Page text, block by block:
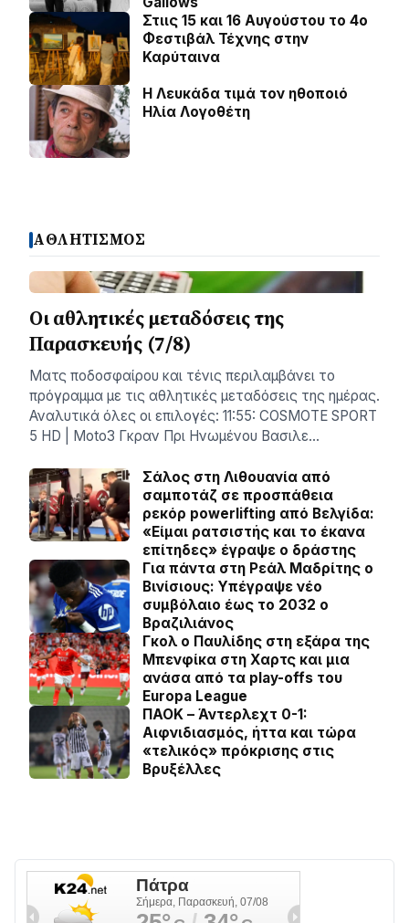
Στιις 15 και 16 Αυγούστου το 4ο
Φεστιβάλ Τέχνης στην
Καρύταινα
Η Λευκάδα τιμά τον ηθοποιό
Ηλία Λογοθέτη
ΑΘΛΗΤΙΣΜΟΣ
Οι αθλητικές μεταδόσεις της
Παρασκευής (7/8)
Ματς ποδοσφαίρου και τένις περιλαμβάνει το
πρόγραμμα με τις αθλητικές μεταδόσεις της ημέρας.
Αναλυτικά όλες οι επιλογές: 11:55: COSMOTE SPORT
5 HD | Moto3 Γκραν Πρι Ηνωμένου Βασιλε…
Σάλος στη Λιθουανία από
σαμποτάζ σε προσπάθεια
ρεκόρ powerlifting από Βελγίδα:
«Είμαι ρατσιστής και το έκανα
επίτηδες» έγραψε ο δράστης
Για πάντα στη Ρεάλ Μαδρίτης ο
Βινίσιους: Yπέγραψε νέο
συμβόλαιο έως το 2032 ο
Βραζιλιάνος
Γκολ ο Παυλίδης στη εξάρα της
Μπενφίκα στη Χαρτς και μια
ανάσα από τα play-offs του
Europa League
ΠΑΟΚ – Άντερλεχτ 0-1:
Αιφνιδιασμός, ήττα και τώρα
«τελικός» πρόκρισης στις
Βρυξέλλες